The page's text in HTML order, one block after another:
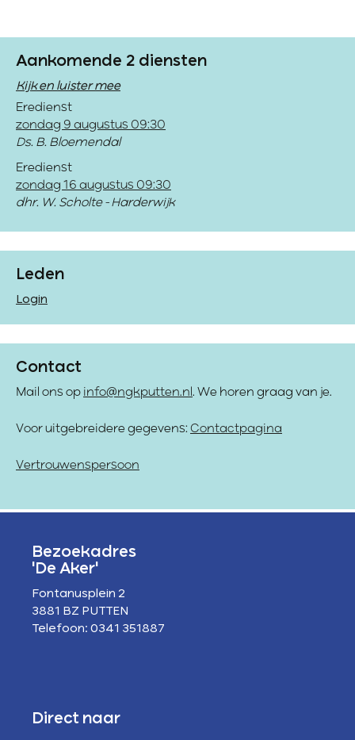
Aankomende 2 diensten
Kijk en luister mee
Eredienst
zondag 9 augustus 09:30
Ds. B. Bloemendal
Eredienst
zondag 16 augustus 09:30
dhr. W. Scholte - Harderwijk
Leden
Login
Contact
Mail ons op info@ngkputten.nl . We horen graag van je.
Voor uitgebreidere gegevens: Contactpagina
Vertrouwenspersoon
Bezoekadres
'De Aker'
Fontanusplein 2
3881 BZ PUTTEN
Telefoon: 0341 351887
Direct naar